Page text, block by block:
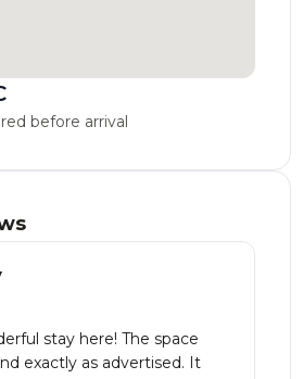
before arrival
stay here! The space
exactly as advertised. It